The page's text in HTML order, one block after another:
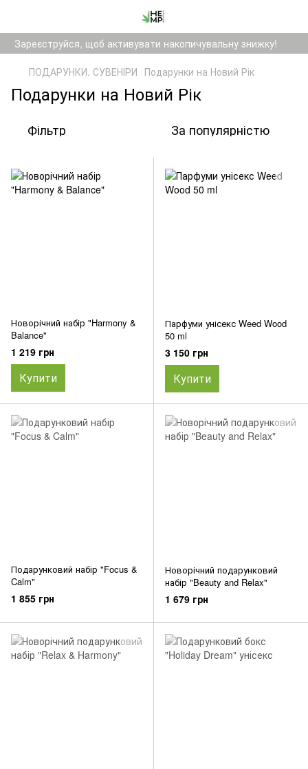
Зареєструйся, щоб активувати накопичувальну знижку!
ПОДАРУНКИ. СУВЕНІРИ Подарунки на Новий Рік
Подарунки на Новий Рік
Фільтр За популярністю
Новорічний набір "Harmony &
Balance"
1 219 грн
Купити
Парфуми унісекс Weed Wood
50 ml
3 150 грн
Купити
Подарунковий набір "Focus &
Calm"
1 855 грн
Новорічний подарунковий
набір "Beauty and Relax"
1 679 грн